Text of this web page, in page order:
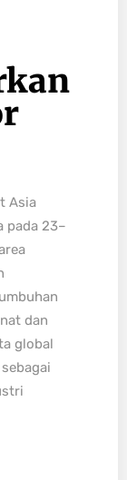
Asia
pada 23–
dan
global